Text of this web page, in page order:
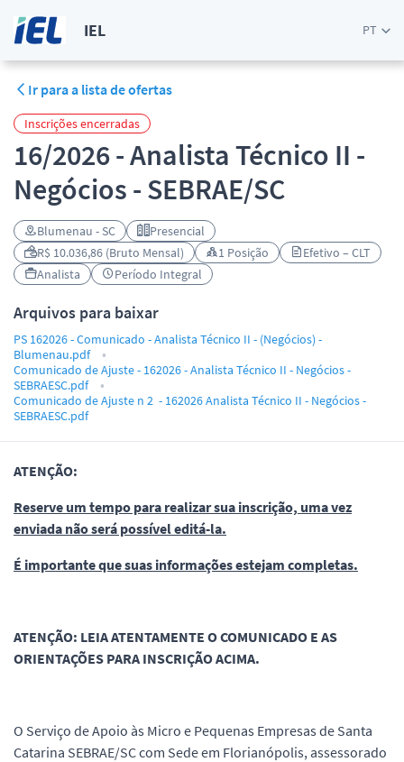
IEL PT
Ir para a lista de ofertas
Inscrições encerradas
16/2026 - Analista Técnico II -
Negócios - SEBRAE/SC
Blumenau - SC
Presencial
R$ 10.036,86 (Bruto Mensal)
1 Posição
Efetivo – CLT
Analista
Período Integral
Arquivos para baixar
PS 162026 - Comunicado - Analista Técnico II - (Negócios) -
Blumenau.pdf
Comunicado de Ajuste - 162026 - Analista Técnico II - Negócios -
SEBRAESC.pdf
Comunicado de Ajuste n 2 - 162026 Analista Técnico II - Negócios -
SEBRAESC.pdf
ATENÇÃO:
Reserve um tempo para realizar sua inscrição, uma vez
enviada não será possível editá-la.
É importante que suas informações estejam completas.
ATENÇÃO: LEIA ATENTAMENTE O COMUNICADO E AS
ORIENTAÇÕES PARA INSCRIÇÃO ACIMA.
O Serviço de Apoio às Micro e Pequenas Empresas de Santa
Catarina SEBRAE/SC com Sede em Florianópolis, assessorado